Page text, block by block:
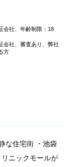
会社、年齢制限：18
会社、審査あり、弊社
方
な住宅街 ・池袋
ニックモールが